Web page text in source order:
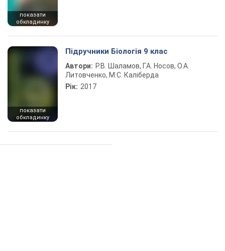
показати
обкладинку
показати
обкладинку
Підручники Біологія 9 клас
Автори: Р.В. Шаламов, Г.А. Носов, О.А.
Литовченко, М.С. Каліберда
Рік: 2017